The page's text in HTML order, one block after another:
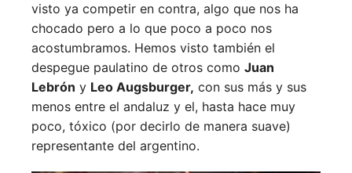
visto ya competir en contra, algo que nos ha
chocado pero a lo que poco a poco nos
acostumbramos. Hemos visto también el
despegue paulatino de otros como Juan
Lebrón y Leo Augsburger, con sus más y sus
menos entre el andaluz y el, hasta hace muy
poco, tóxico (por decirlo de manera suave)
representante del argentino.